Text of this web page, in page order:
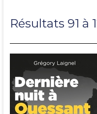
Résultats 91 à